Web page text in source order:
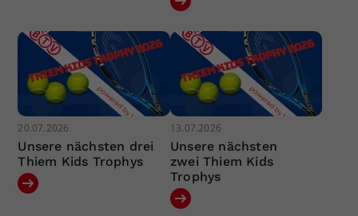
20.07.2026
Unsere nächsten drei
Thiem Kids Trophys
13.07.2026
Unsere nächsten
zwei Thiem Kids
Trophys